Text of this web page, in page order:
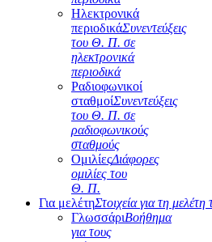
Ηλεκτρονικά
περιοδικάΣυνεντεύξεις
του Θ. Π. σε
ηλεκτρονικά
περιοδικά
Ραδιοφωνικοί
σταθμοίΣυνεντεύξεις
του Θ. Π. σε
ραδιοφωνικούς
σταθμούς
ΟμιλίεςΔιάφορες
ομιλίες του
Θ. Π.
Για μελέτηΣτοιχεία για τη
ΓλωσσάριΒοήθημα
για τους